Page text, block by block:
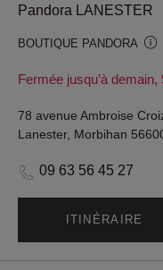
Pandora LANESTER
BOUTIQUE PANDORA
Fermée jusqu’à demain,
78 avenue Ambroise
Lanester, Morbihan
09 63 56 45 27
ITINÉRAIRE